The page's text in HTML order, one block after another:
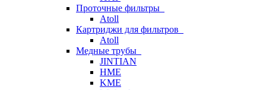
Проточные фильтры
Atoll
Картриджи для фильтров
Atoll
Медные трубы
JINTIAN
HME
KME